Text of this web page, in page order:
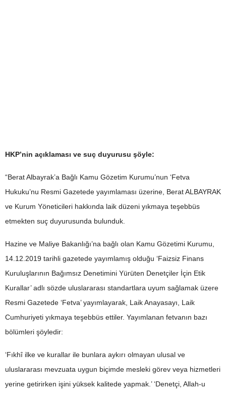
HKP’nin açıklaması ve suç duyurusu şöyle:
“Berat Albayrak’a Bağlı Kamu Gözetim Kurumu’nun ‘Fetva
Hukuku’nu Resmi Gazetede yayımlaması üzerine, Berat ALBAYRAK
ve Kurum Yöneticileri hakkında laik düzeni yıkmaya teşebbüs
etmekten suç duyurusunda bulunduk.
Hazine ve Maliye Bakanlığı’na bağlı olan Kamu Gözetimi Kurumu,
14.12.2019 tarihli gazetede yayımlamış olduğu ‘Faizsiz Finans
Kuruluşlarının Bağımsız Denetimini Yürüten Denetçiler İçin Etik
Kurallar’ adlı sözde uluslararası standartlara uyum sağlamak üzere
Resmi Gazetede ‘Fetva’ yayımlayarak, Laik Anayasayı, Laik
Cumhuriyeti yıkmaya teşebbüs ettiler. Yayımlanan fetvanın bazı
bölümleri şöyledir:
‘Fıkhî ilke ve kurallar ile bunlara aykırı olmayan ulusal ve
uluslararası mevzuata uygun biçimde mesleki görev veya hizmetleri
yerine getirirken işini yüksek kalitede yapmak.’ ‘Denetçi, Allah-u